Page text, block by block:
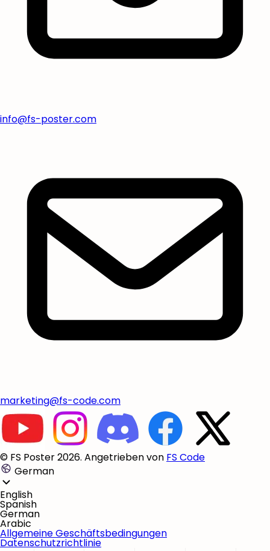
info@fs-poster.com
marketing@fs-code.com
© FS Poster 2026. Angetrieben von FS Code
German
English
Spanish
German
Arabic
Allgemeine Geschäftsbedingungen
Datenschutzrichtlinie